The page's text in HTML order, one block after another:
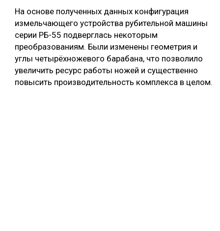
На основе полученных данных конфигурация
измельчающего устройства рубительной машины
серии РБ-55 подверглась некоторым
преобразованиям. Были изменены геометрия и
углы четырёхножевого барабана, что позволило
увеличить ресурс работы ножей и существенно
повысить производительность комплекса в целом.